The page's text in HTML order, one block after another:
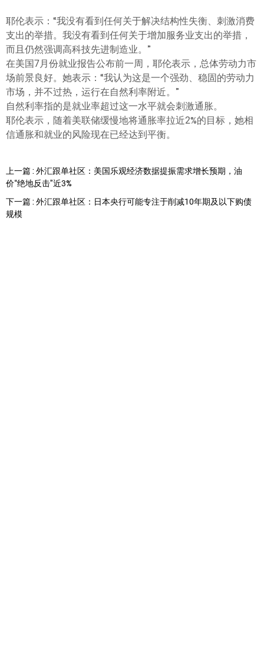
耶伦表示：“我没有看到任何关于解决结构性失衡、刺激消费
支出的举措。我没有看到任何关于增加服务业支出的举措，
而且仍然强调高科技先进制造业。”
在美国7月份就业报告公布前一周，耶伦表示，总体劳动力市
场前景良好。她表示：“我认为这是一个强劲、稳固的劳动力
市场，并不过热，运行在自然利率附近。”
自然利率指的是就业率超过这一水平就会刺激通胀。
耶伦表示，随着美联储缓慢地将通胀率拉近2%的目标，她相
信通胀和就业的风险现在已经达到平衡。
上一篇 : 外汇跟单社区：美国乐观经济数据提振需求增长预期，油
价“绝地反击”近3%
下一篇 : 外汇跟单社区：日本央行可能专注于削减10年期及以下购债
规模